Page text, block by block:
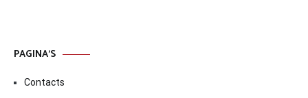
PAGINA’S
Contacts